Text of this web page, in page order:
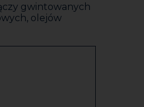
gwintowanych
olejów